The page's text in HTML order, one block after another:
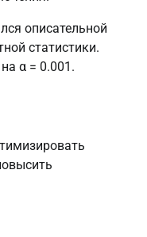
описательной
статистики.
α = 0.001.